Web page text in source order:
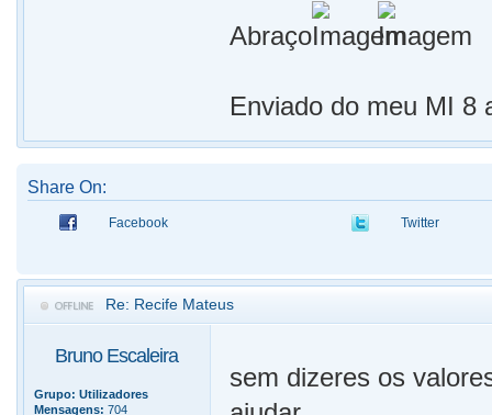
Abraço
Enviado do meu MI 8
Share On:
Facebook Twitter
Re: Recife Mateus
Bruno Escaleira
Grupo: Utilizadores
Mensagens: 704
sem dizeres os